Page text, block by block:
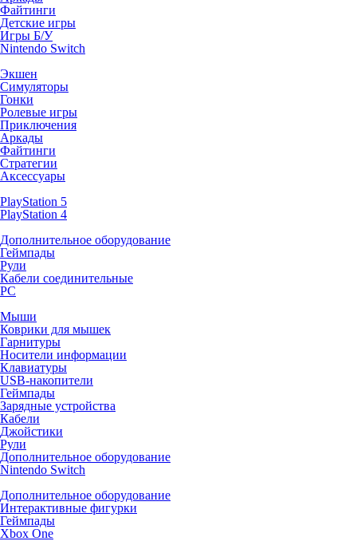
Файтинги
Детские игры
Игры Б/У
Nintendo Switch
Экшен
Симуляторы
Гонки
Ролевые игры
Приключения
Аркады
Файтинги
Стратегии
Аксессуары
PlayStation 5
PlayStation 4
Дополнительное оборудование
Геймпады
Рули
Кабели соединительные
PC
Мыши
Коврики для мышек
Гарнитуры
Носители информации
Клавиатуры
USB-накопители
Геймпады
Зарядные устройства
Кабели
Джойстики
Рули
Дополнительное оборудование
Nintendo Switch
Дополнительное оборудование
Интерактивные фигурки
Геймпады
Xbox One